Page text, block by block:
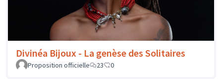
Divinéa Bijoux - La genèse des Solitaires
Proposition officielle 23 0